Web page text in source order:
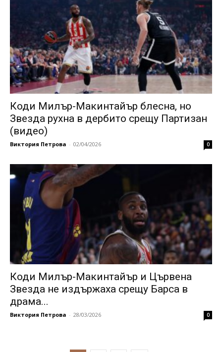
Коди Милър-Макинтайър блесна, но
Звезда рухна в дербито срещу Партизан
(видео)
Виктория Петрова - 02/04/2026 0
Коди Милър-Макинтайър и Цървена
Звезда не издържаха срещу Барса в
драма...
Виктория Петрова - 28/03/2026 0